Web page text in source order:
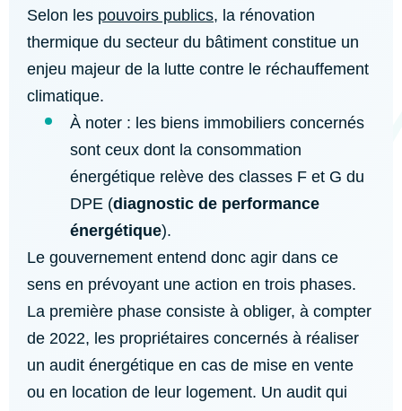
Selon les pouvoirs publics, la rénovation
thermique du secteur du bâtiment constitue un
enjeu majeur de la lutte contre le réchauffement
climatique.
À noter : les biens immobiliers concernés
sont ceux dont la consommation
énergétique relève des classes F et G du
DPE (diagnostic de performance
énergétique).
Le gouvernement entend donc agir dans ce
sens en prévoyant une action en trois phases.
La première phase consiste à obliger, à compter
de 2022, les propriétaires concernés à réaliser
un audit énergétique en cas de mise en vente
ou en location de leur logement. Un audit qui